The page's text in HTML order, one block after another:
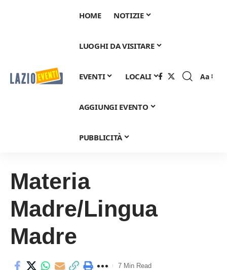
HOME NOTIZIE
LUOGHI DA VISITARE
EVENTI LOCALI
AGGIUNGI EVENTO
PUBBLICITÀ
Font
Aa
Materia
Madre/Lingua
Madre
7 Min Read